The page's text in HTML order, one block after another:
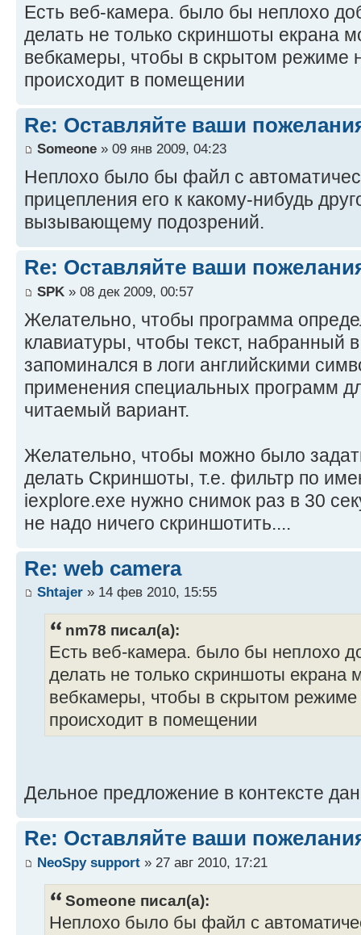
Есть веб-камера. было бы неплохо
делать не только скриншоты екрана
вебкамеры, чтобы в скрытом режиме
происходит в помещении
Re: Оставляйте ваши
Someone » 09 янв 2009, 04:23
Неплохо было бы файл с
прицепления его к какому-нибудь
вызывающему подозрений.
Re: Оставляйте ваши
SPK » 08 дек 2009, 00:57
Желательно, чтобы программа
клавиатуры, чтобы текст, набранный
запоминался в логи английскими
применения специальных программ
читаемый вариант.
Желательно, чтобы можно было
делать Скриншоты, т.е. фильтр по
iexplore.exe нужно снимок раз в 30
не надо ничего скриншотить....
Re: web camera
Shtajer » 14 фев 2010, 15:55
nm78 писал(а):
Есть веб-камера. было бы неплохо
делать не только скриншоты екрана
вебкамеры, чтобы в скрытом режиме
происходит в помещении
Дельное предложение в контексте
Re: Оставляйте ваши
NeoSpy support » 27 авг 2010, 17:21
Someone писал(а):
Неплохо было бы файл с